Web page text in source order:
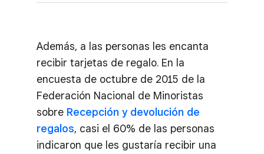
Además, a las personas les encanta
recibir tarjetas de regalo. En la
encuesta de octubre de 2015 de la
Federación Nacional de Minoristas
sobre Recepción y devolución de
regalos, casi el 60% de las personas
indicaron que les gustaría recibir una